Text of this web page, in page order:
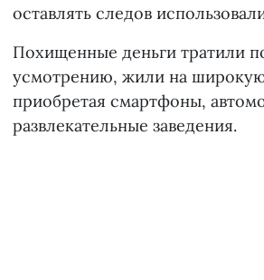
оставлять следов
Похищенные деньги тратили
усмотрению, жили на
приобретая смартфоны,
развлекательные заведения.